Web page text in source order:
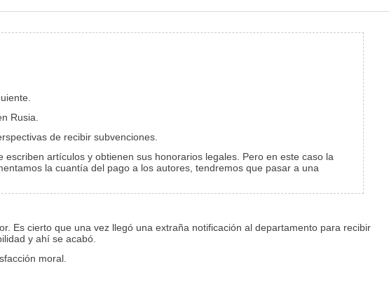
Rusia.
de recibir subvenciones.
artículos y obtienen sus honorarios legales. Pero en este caso la
la cuantía del pago a los autores, tendremos que pasar a una
Es cierto que una vez llegó una extraña notificación al departamento para recibir
y ahí se acabó.
moral.